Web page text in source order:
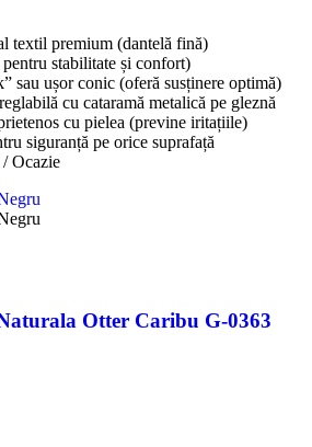
textil premium (dantelă fină)
stabilitate și confort)
sau ușor conic (oferă susținere optimă)
cu cataramă metalică pe gleznă
cu pielea (previne iritațiile)
siguranță pe orice suprafață
Ocazie
Otter Caribu G-0363